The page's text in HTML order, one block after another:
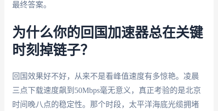
最终答案。
为什么你的回国加速器总在关键
时刻掉链子？
回国效果好不好，从来不是看峰值速度有多惊艳。凌晨
三点下载速度飙到50Mbps毫无意义，真正考验的是北京
时间晚八点的稳定性。那个时段，太平洋海底光缆拥堵